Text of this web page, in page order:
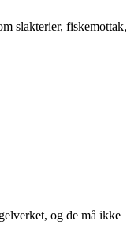
slakterier, fiskemottak,
og de må ikke